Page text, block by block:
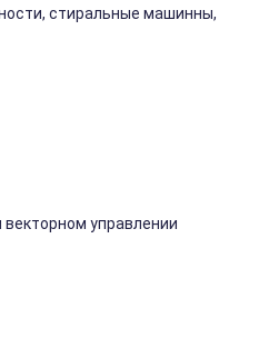
стиральные машинны,
управлении